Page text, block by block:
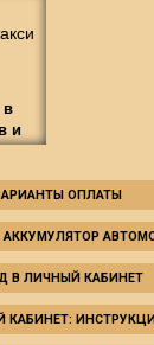
в
и
ОПЛАТЫ
АККУМУЛЯТОР
В ЛИЧНЫЙ КАБИНЕТ
КАБИНЕТ: